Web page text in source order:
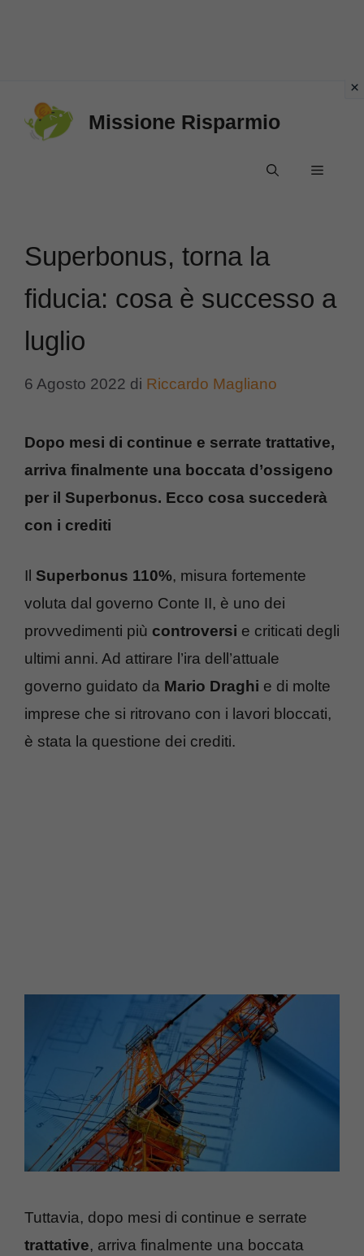
Missione Risparmio
Menu
Superbonus, torna la
fiducia: cosa è successo a
luglio
6 Agosto 2022 di Riccardo Magliano
Dopo mesi di continue e serrate trattative,
arriva finalmente una boccata d’ossigeno
per il Superbonus. Ecco cosa succederà
con i crediti
Il Superbonus 110%, misura fortemente
voluta dal governo Conte II, è uno dei
provvedimenti più controversi e criticati degli
ultimi anni. Ad attirare l’ira dell’attuale
governo guidato da Mario Draghi e di molte
imprese che si ritrovano con i lavori bloccati,
è stata la questione dei crediti.
Tuttavia, dopo mesi di continue e serrate
trattative, arriva finalmente una boccata